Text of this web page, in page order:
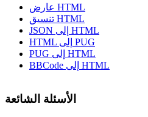
عارض HTML
تنسيق HTML
JSON إلى HTML
HTML إلى PUG
PUG إلى HTML
BBCode إلى HTML
الأسئلة الشائعة